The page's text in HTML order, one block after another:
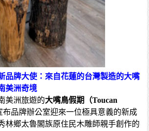
品牌大使：來自花蓮的台灣製造的大嘴
美洲奇境
美洲旅遊的大嘴鳥假期（Toucan
布品牌辦公室迎來一位極具意義的新成
鄉太魯閣族原住民木雕師親手創作的